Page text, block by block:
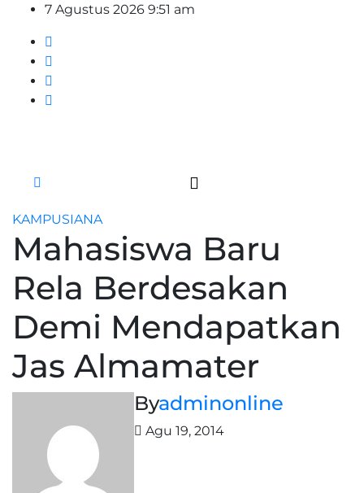
content
7 Agustus 2026 9:51 am
KAMPUSIANA
Mahasiswa Baru
Rela Berdesakan
Demi Mendapatkan
Jas Almamater
Byadminonline
Agu 19, 2014